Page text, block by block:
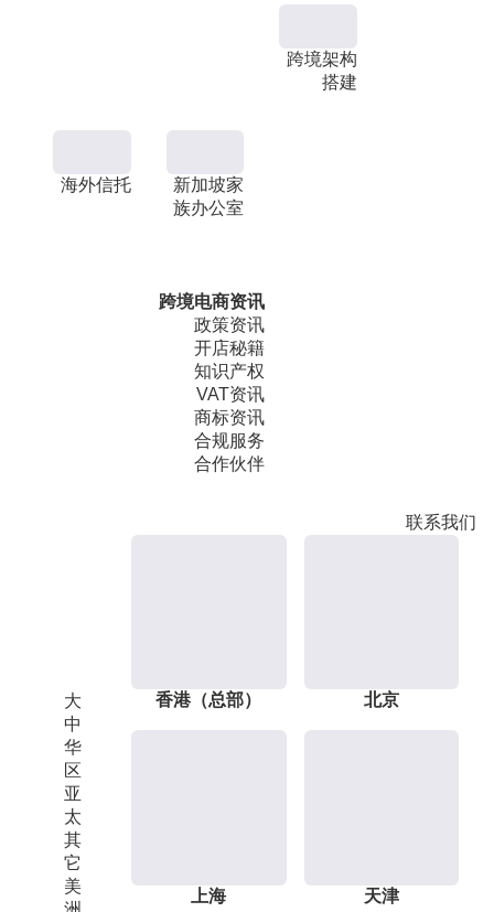
跨境架构
搭建
海外信托
新加坡家
族办公室
跨境电商资讯
政策资讯
开店秘籍
知识产权
VAT资讯
商标资讯
合规服务
合作伙伴
联系我们
大
中
华
区
亚
太
其
它
美
香港（总部） 北京
上海 天津